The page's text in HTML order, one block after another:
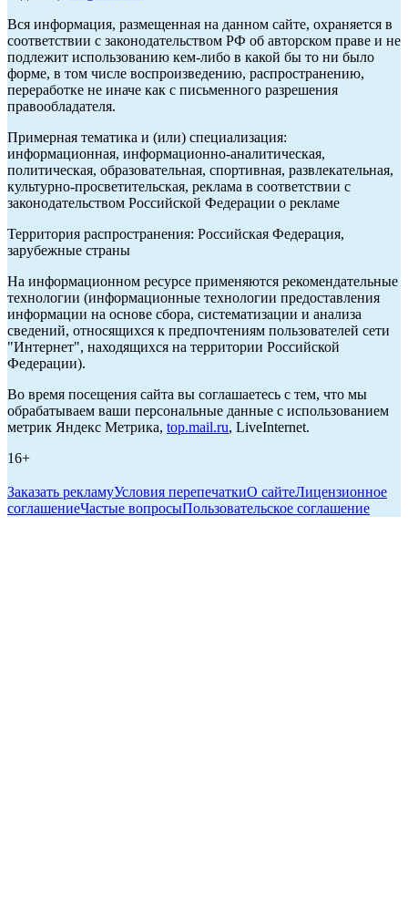
Вся информация, размещенная на данном сайте, охраняется в
соответствии с законодательством РФ об авторском праве и не
подлежит использованию кем-либо в какой бы то ни было
форме, в том числе воспроизведению, распространению,
переработке не иначе как с письменного разрешения
правообладателя.
Примерная тематика и (или) специализация:
информационная, информационно-аналитическая,
политическая, образовательная, спортивная, развлекательная,
культурно-просветительская, реклама в соответствии с
законодательством Российской Федерации о рекламе
Территория распространения: Российская Федерация,
зарубежные страны
На информационном ресурсе применяются рекомендательные
технологии (информационные технологии предоставления
информации на основе сбора, систематизации и анализа
сведений, относящихся к предпочтениям пользователей сети
"Интернет", находящихся на территории Российской
Федерации).
Во время посещения сайта вы соглашаетесь с тем, что мы
обрабатываем ваши персональные данные с использованием
метрик Яндекс Метрика, top.mail.ru, LiveInternet.
16+
Заказать рекламуУсловия перепечаткиО сайтеЛицензионное
соглашениеЧастые вопросыПользовательское соглашение